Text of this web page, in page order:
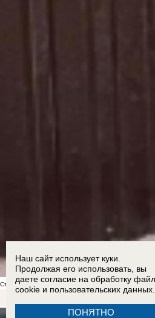
Стал известен список укрытий в Морозовске на
Наш сайт использует куки.
Продолжая его использовать, вы
даете согласие на обработку
cookie и пользовательских данных.
ПОНЯТНО